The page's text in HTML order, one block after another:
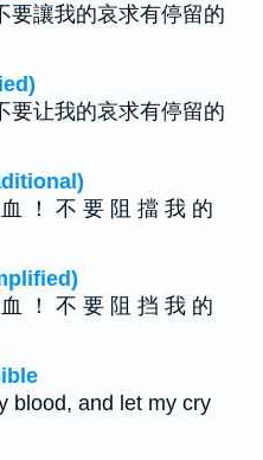
要讓我的哀求有停留的
要让我的哀求有停留的
！ 不 要 阻 擋 我 的
！ 不 要 阻 挡 我 的
blood, and let my cry